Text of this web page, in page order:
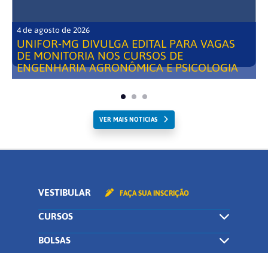
4 de agosto de 2026
UNIFOR-MG DIVULGA EDITAL PARA VAGAS
DE MONITORIA NOS CURSOS DE
ENGENHARIA AGRONÔMICA E PSICOLOGIA
VER MAIS NOTICIAS
VESTIBULAR FAÇA SUA INSCRIÇÃO
CURSOS
BOLSAS